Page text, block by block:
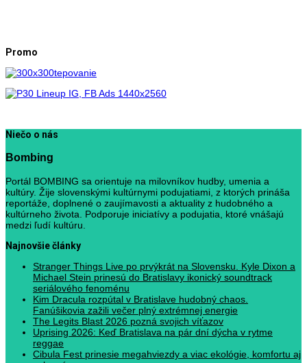
Promo
Niečo o nás
Bombing
Portál BOMBING sa orientuje na milovníkov hudby, umenia a
kultúry. Žije slovenskými kultúrnymi podujatiami, z ktorých prináša
reportáže, doplnené o zaujímavosti a aktuality z hudobného a
kultúrneho života. Podporuje iniciatívy a podujatia, ktoré vnášajú
medzi ľudí kultúru.
Najnovšie články
Stranger Things Live po prvýkrát na Slovensku. Kyle Dixon a
Michael Stein prinesú do Bratislavy ikonický soundtrack
seriálového fenoménu
Kim Dracula rozpútal v Bratislave hudobný chaos.
Fanúšikovia zažili večer plný extrémnej energie
The Legits Blast 2026 pozná svojich víťazov
Uprising 2026: Keď Bratislava na pár dní dýcha v rytme
reggae
Cibula Fest prinesie megahviezdy a viac ekológie, komfortu aj